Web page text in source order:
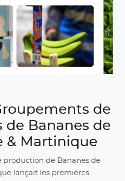
de
de Bananes de
& Martinique
production de Bananes de
lançait les premières